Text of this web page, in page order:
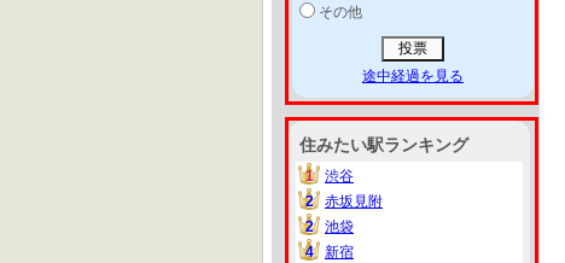
その他
途中経過を見る
住みたい駅ランキング
1
1
渋谷
2
2
赤坂見附
2
2
池袋
4
4
新宿